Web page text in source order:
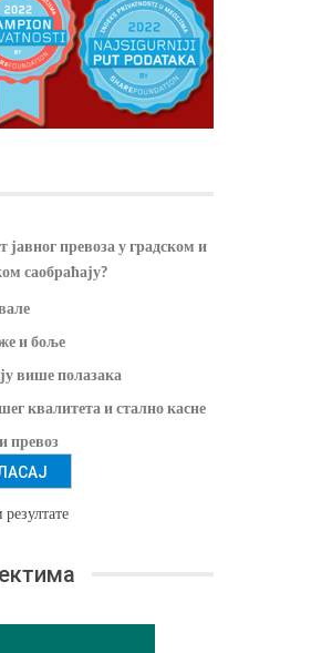
јавног превоза у градском и
саобраћају?
и боље
више полазака
квалитета и стално касне
превоз